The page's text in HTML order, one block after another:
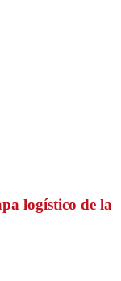
logístico de la